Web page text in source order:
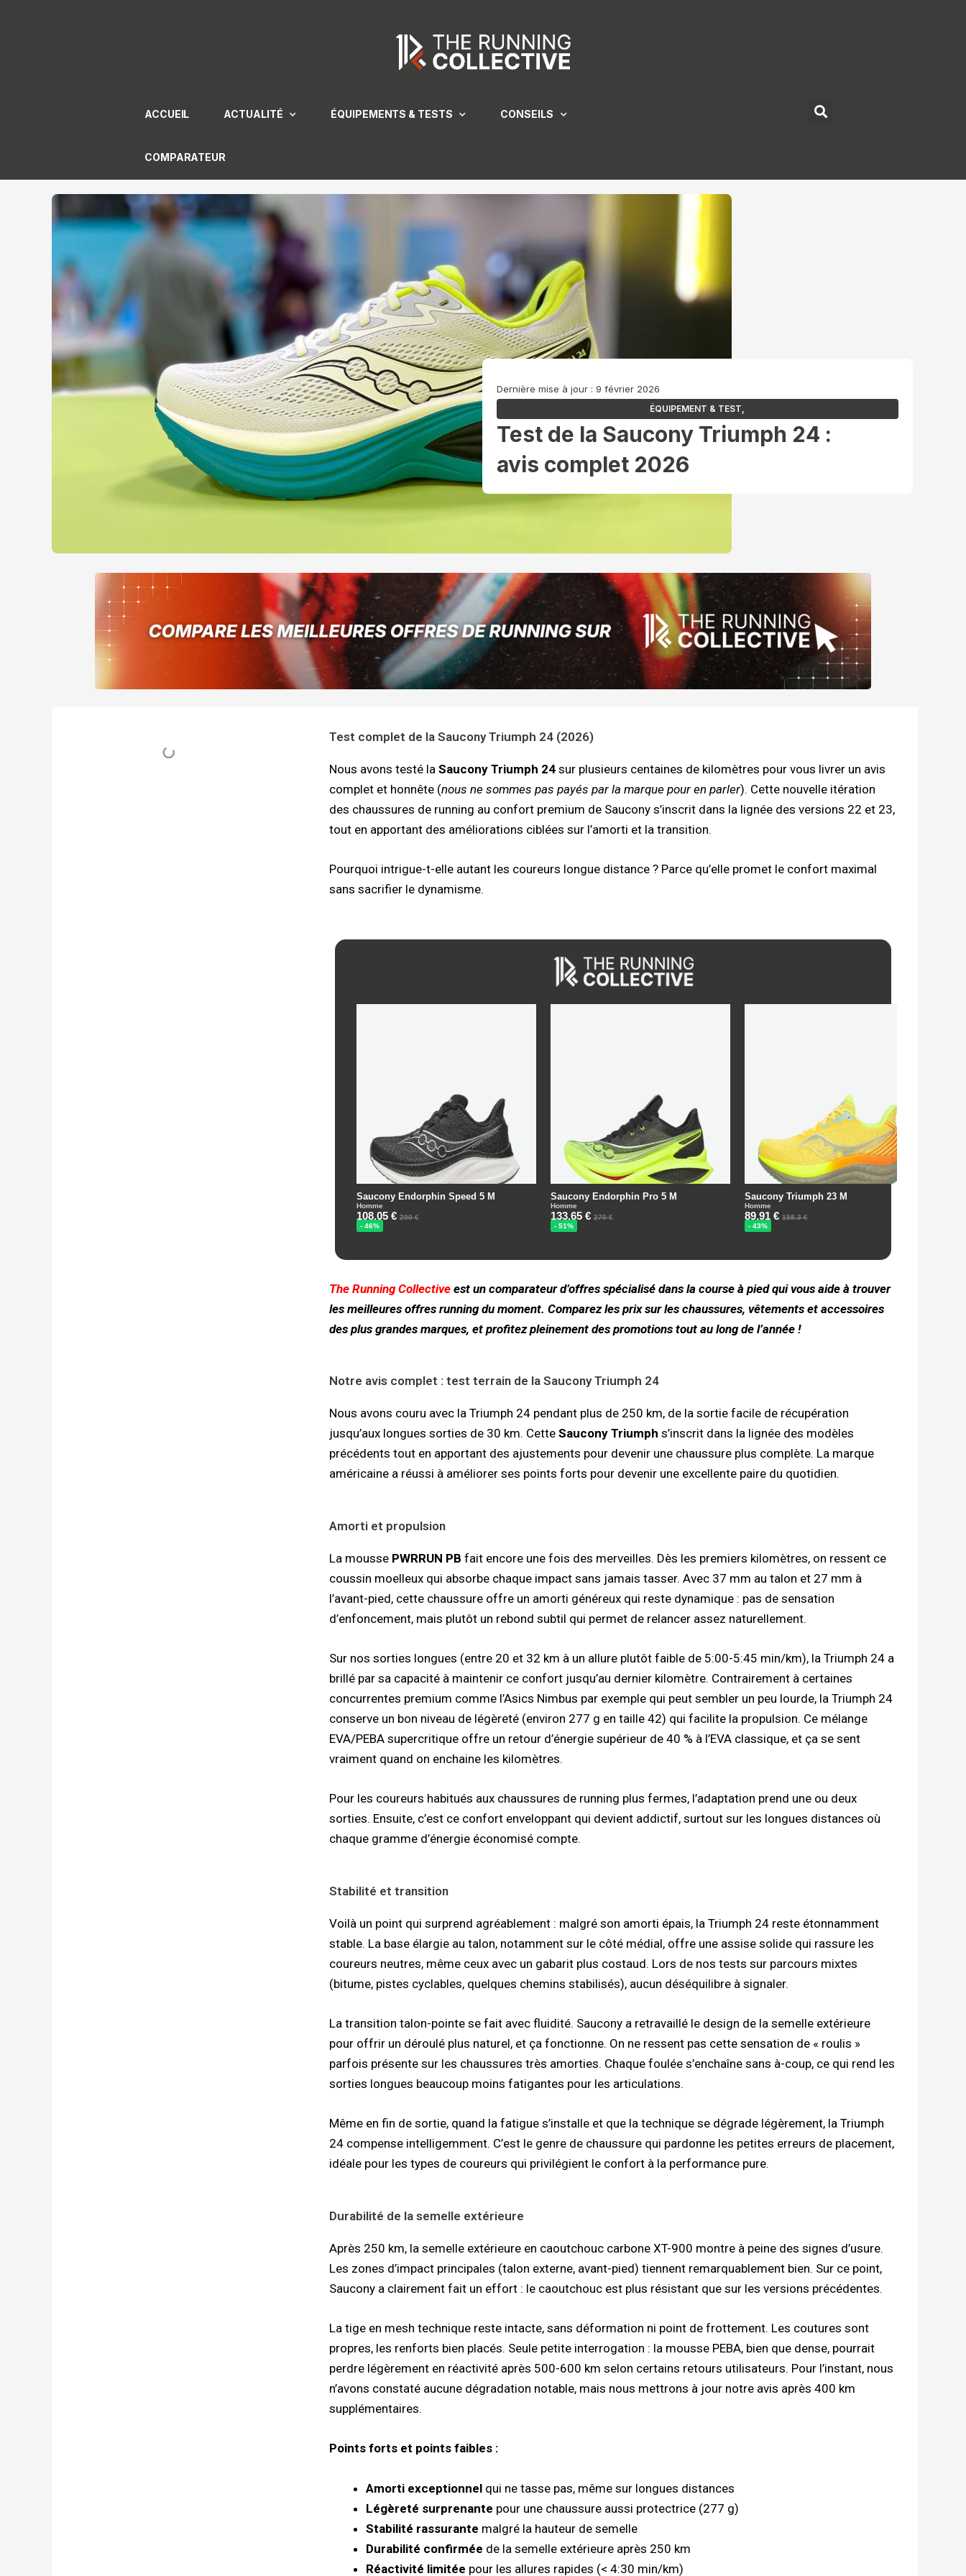
ACCUEIL ACTUALITÉ ÉQUIPEMENTS & TESTS CONSEILS
COMPARATEUR
Dernière mise à jour : 9 février 2026
ÉQUIPEMENT & TEST,
Test de la Saucony Triumph 24 :
avis complet 2026
Test complet de la Saucony Triumph 24 (2026)
Nous avons testé la Saucony Triumph 24sur plusieurs centaines de kilomètres pour vous livrer un avis
complet et honnête (nous ne sommes pas payés par la marque pour en parler). Cette nouvelle itération
des chaussures de running au confort premium de Saucony s’inscrit dans la lignée des versions 22 et 23,
tout en apportant des améliorations ciblées sur l’amorti et la transition.
Pourquoi intrigue-t-elle autant les coureurs longue distance ? Parce qu’elle promet le confort maximal
sans sacrifier le dynamisme.
The Running Collectiveest un comparateur d’offres spécialisé dans la course à pied qui vous aide à trouver
les meilleures offres running du moment. Comparez les prix sur les chaussures, vêtements et accessoires
des plus grandes marques, et profitez pleinement des promotions tout au long de l’année !
Notre avis complet : test terrain de la Saucony Triumph 24
Nous avons couru avec la Triumph 24 pendant plus de 250 km, de la sortie facile de récupération
jusqu’aux longues sorties de 30 km. Cette Saucony Triumph s’inscrit dans la lignée des modèles
précédents tout en apportant des ajustements pour devenir une chaussure plus complète. La marque
américaine a réussi à améliorer ses points forts pour devenir une excellente paire du quotidien.
Amorti et propulsion
La mousse PWRRUN PB fait encore une fois des merveilles. Dès les premiers kilomètres, on ressent ce
coussin moelleux qui absorbe chaque impact sans jamais tasser. Avec 37 mm au talon et 27 mm à
l’avant-pied, cette chaussure offre un amorti généreux qui reste dynamique : pas de sensation
d’enfoncement, mais plutôt un rebond subtil qui permet de relancer assez naturellement.
Sur nos sorties longues (entre 20 et 32 km à un allure plutôt faible de 5:00-5:45 min/km), la Triumph 24 a
brillé par sa capacité à maintenir ce confort jusqu’au dernier kilomètre. Contrairement à certaines
concurrentes premium comme l’Asics Nimbus par exemple qui peut sembler un peu lourde, la Triumph 24
conserve un bon niveau de légèreté (environ 277 g en taille 42) qui facilite la propulsion. Ce mélange
EVA/PEBA supercritique offre un retour d’énergie supérieur de 40 % à l’EVA classique, et ça se sent
vraiment quand on enchaine les kilomètres.
Pour les coureurs habitués aux chaussures de running plus fermes, l’adaptation prend une ou deux
sorties. Ensuite, c’est ce confort enveloppant qui devient addictif, surtout sur les longues distances où
chaque gramme d’énergie économisé compte.
Stabilité et transition
Voilà un point qui surprend agréablement : malgré son amorti épais, la Triumph 24 reste étonnamment
stable. La base élargie au talon, notamment sur le côté médial, offre une assise solide qui rassure les
coureurs neutres, même ceux avec un gabarit plus costaud. Lors de nos tests sur parcours mixtes
(bitume, pistes cyclables, quelques chemins stabilisés), aucun déséquilibre à signaler.
La transition talon-pointe se fait avec fluidité. Saucony a retravaillé le design de la semelle extérieure
pour offrir un déroulé plus naturel, et ça fonctionne. On ne ressent pas cette sensation de « roulis »
parfois présente sur les chaussures très amorties. Chaque foulée s’enchaîne sans à-coup, ce qui rend les
sorties longues beaucoup moins fatigantes pour les articulations.
Même en fin de sortie, quand la fatigue s’installe et que la technique se dégrade légèrement, la Triumph
24 compense intelligemment. C’est le genre de chaussure qui pardonne les petites erreurs de placement,
idéale pour les types de coureurs qui privilégient le confort à la performance pure.
Durabilité de la semelle extérieure
Après 250 km, la semelle extérieure en caoutchouc carbone XT-900 montre à peine des signes d’usure.
Les zones d’impact principales (talon externe, avant-pied) tiennent remarquablement bien. Sur ce point,
Saucony a clairement fait un effort : le caoutchouc est plus résistant que sur les versions précédentes.
La tige en mesh technique reste intacte, sans déformation ni point de frottement. Les coutures sont
propres, les renforts bien placés. Seule petite interrogation : la mousse PEBA, bien que dense, pourrait
perdre légèrement en réactivité après 500-600 km selon certains retours utilisateurs. Pour l’instant, nous
n’avons constaté aucune dégradation notable, mais nous mettrons à jour notre avis après 400 km
supplémentaires.
Points forts et points faibles :
Amorti exceptionnelqui ne tasse pas, même sur longues distances
Légèreté surprenante pour une chaussure aussi protectrice (277 g)
Stabilité rassurante malgré la hauteur de semelle
Durabilité confirmée de la semelle extérieure après 250 km
Réactivité limitée pour les allures rapides (< 4:30 min/km)